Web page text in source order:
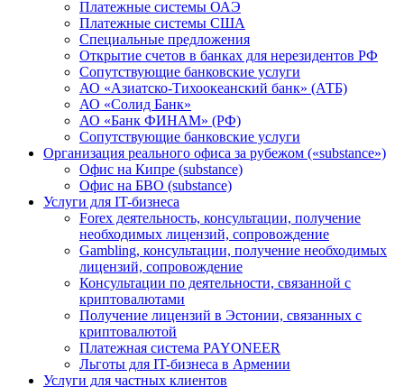
Платежные системы ОАЭ
Платежные системы США
Специальные предложения
Открытие счетов в банках для нерезидентов РФ
Сопутствующие банковские услуги
АО «Азиатско-Тихоокеанский банк» (АТБ)
АО «Солид Банк»
АО «Банк ФИНАМ» (РФ)
Сопутствующие банковские услуги
Организация реального офиса за рубежом («substance»)
Офис на Кипре (substance)
Офис на БВО (substance)
Услуги для IT-бизнеса
Forex деятельность, консультации, получение
необходимых лицензий, сопровождение
Gambling, консультации, получение необходимых
лицензий, сопровождение
Консультации по деятельности, связанной с
криптовалютами
Получение лицензий в Эстонии, связанных с
криптовалютой
Платежная система PAYONEER
Льготы для IT-бизнеса в Армении
Услуги для частных клиентов